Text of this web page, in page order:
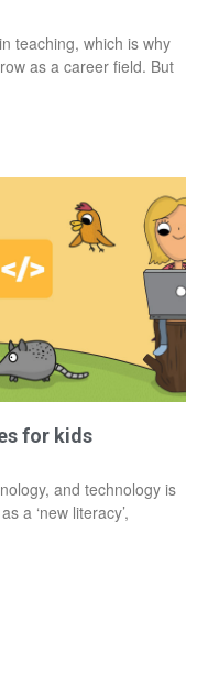
teaching, which is why
as a career field. But
for kids
and technology is
a ‘new literacy’,